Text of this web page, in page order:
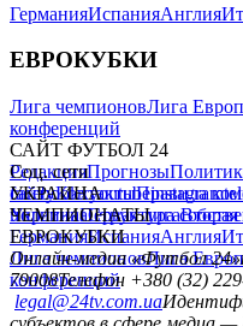
ГерманияИспанияАнглия
ЕВРОКУБКИ
Лига чемпионовЛига
конференций
САЙТ ФУТБОЛ 24
РедакцияПрогнозы
сайтуКонтактыПравила
политикаСтруктура
Соц. сети
facebookxyoutubeinstagram
УКРАИНА
УкраинаПервая лигаВторая
ЧЕМПИОНАТЫ
ГерманияИспанияАнглия
ЕВРОКУБКИ
Лига чемпионовЛига
конференций
Онлайн-медиа «Футбол 24»
79008Телефон +380 (32)
legal@24tv.com.ua